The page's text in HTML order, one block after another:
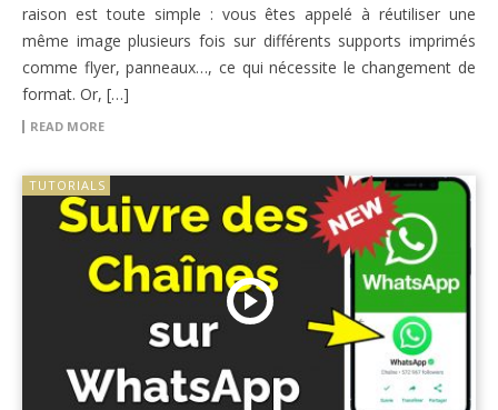
raison est toute simple : vous êtes appelé à réutiliser une
même image plusieurs fois sur différents supports imprimés
comme flyer, panneaux…, ce qui nécessite le changement de
format. Or, […]
READ MORE
TUTORIALS